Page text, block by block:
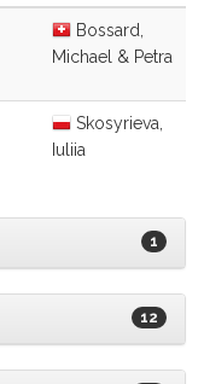
Bossard,
Michael & Petra
Skosyrieva,
Iuliia
1
12